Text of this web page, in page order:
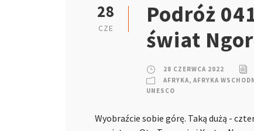
28
CZE
Podróż
świat
28 CZERWCA 2022
AFRYKA, AFRYKA
UNESCO
Wyobraźcie sobie górę. Taką dużą -